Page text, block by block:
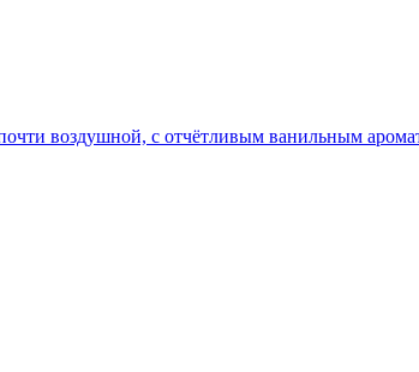
почти воздушной, с отчётливым ванильным